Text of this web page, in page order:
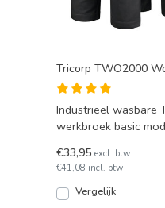
Tricorp TWO2000
Industrieel wasbare
werkbroek basic
€33,95 excl. btw
€41,08 incl. btw
Vergelijk